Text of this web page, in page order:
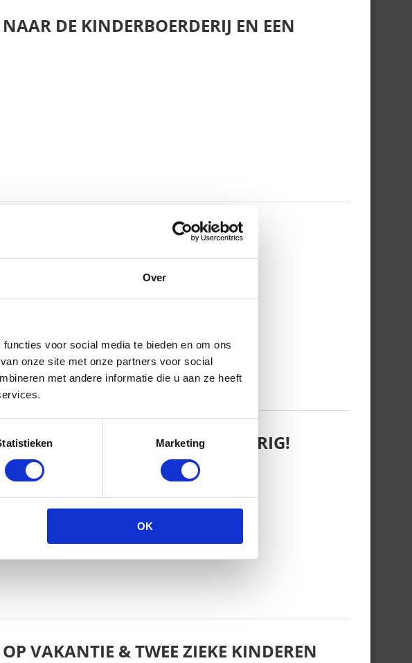
Over
voor social media te bieden en om ons
onze site met onze partners voor social
met andere informatie die u aan ze heeft
Marketing
OK
DE KINDERBOERDERIJ EN EEN
LAATSTE WERKDAG EN MIJN
IS FEEST, WANT REBEL IS JARIG!
VAKANTIE & TWEE ZIEKE KINDEREN